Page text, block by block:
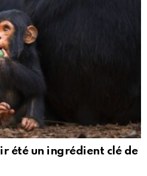
été un ingrédient clé de